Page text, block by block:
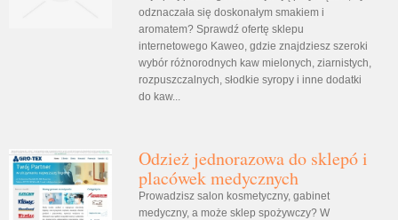
odznaczała się doskonałym smakiem i
aromatem? Sprawdź ofertę sklepu
internetowego Kaweo, gdzie znajdziesz szeroki
wybór różnorodnych kaw mielonych, ziarnistych,
rozpuszczalnych, słodkie syropy i inne dodatki
do kaw...
Odzież jednorazowa do sklepó i
placówek medycznych
Prowadzisz salon kosmetyczny, gabinet
medyczny, a może sklep spożywczy? W